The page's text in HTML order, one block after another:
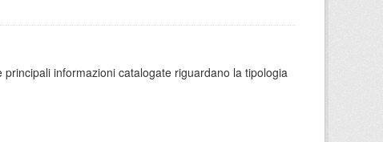
informazioni catalogate riguardano la tipologia